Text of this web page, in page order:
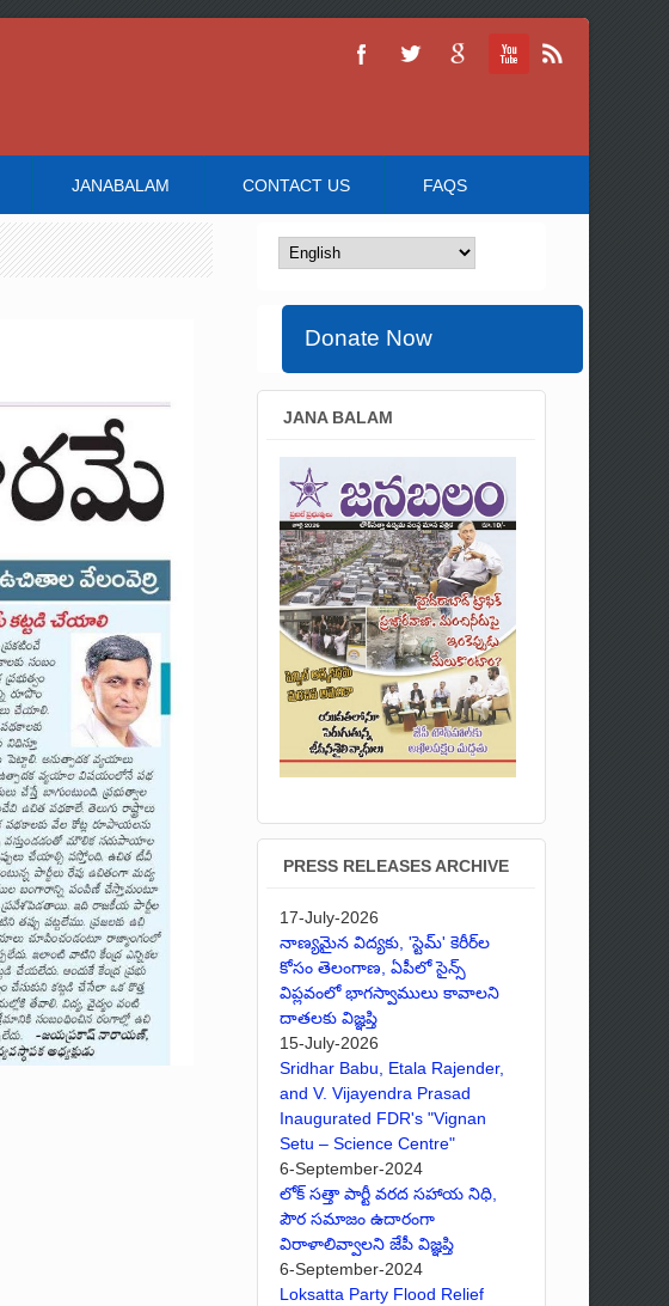
JANABALAM CONTACT US FAQS
Donate Now
JANA BALAM
PRESS RELEASES ARCHIVE
17-July-2026
నాణ్యమైన విద్యకు, 'స్టెమ్' కెరీర్‌ల
కోసం తెలంగాణ, ఏపీలో సైన్స్
విప్లవంలో భాగస్వాములు కావాలని
దాతలకు విజ్ఞప్తి
15-July-2026
Sridhar Babu, Etala Rajender,
and V. Vijayendra Prasad
Inaugurated FDR's "Vignan
Setu – Science Centre"
6-September-2024
లోక్ సత్తా పార్టీ వరద సహాయ నిధి,
పౌర సమాజం ఉదారంగా
విరాళాలివ్వాలని జేపీ విజ్ఞప్తి
6-September-2024
Loksatta Party Flood Relief